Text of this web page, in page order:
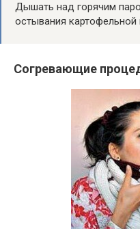
Дышать над горячим
остывания картофельной
Согревающие